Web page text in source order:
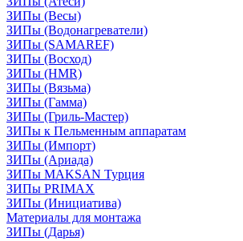
ЗИПы (Весы)
ЗИПы (Водонагреватели)
ЗИПы (SAMAREF)
ЗИПы (Восход)
ЗИПы (HMR)
ЗИПы (Вязьма)
ЗИПы (Гамма)
ЗИПы (Гриль-Мастер)
ЗИПы к Пельменным аппаратам
ЗИПы (Импорт)
ЗИПы (Ариада)
ЗИПы MAKSAN Турция
ЗИПы PRIMAX
ЗИПы (Инициатива)
Материалы для монтажа
ЗИПы (Дарья)